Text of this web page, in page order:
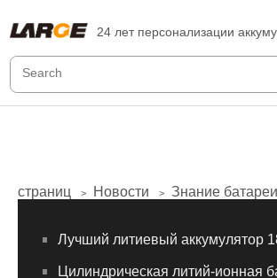
24 лет персонализации
страниц > Новости > Знание батареи
Лучший литиевый аккумулятор
Цилиндрическая литий-ионная